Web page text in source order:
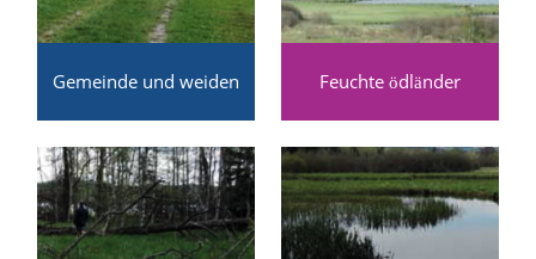
Gemeinde und weiden Feuchte ödländer